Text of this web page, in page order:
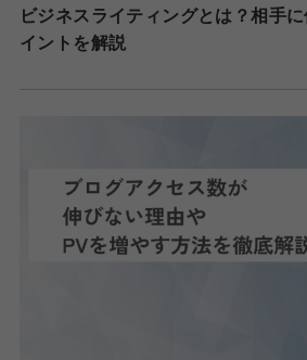
ビジネスライティングとは？相手
イントを解説